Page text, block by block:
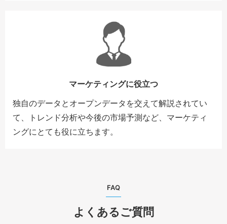
マーケティングに役立つ
独自のデータとオープンデータを交えて解説されてい
て、トレンド分析や今後の市場予測など、マーケティ
ングにとても役に立ちます。
FAQ
よくあるご質問